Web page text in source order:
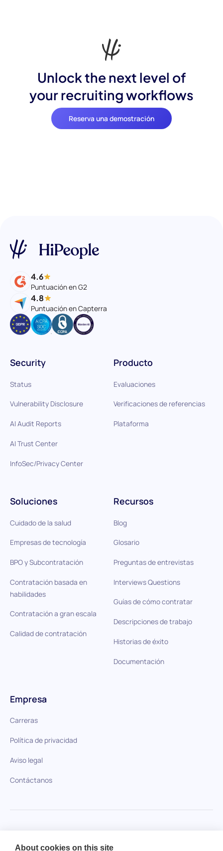
Unlock the next level of
your recruiting workflows
Reserva una demostración
4.6
Puntuación en G2
4.8
Puntuación en Capterra
Producto
Evaluaciones
Verificaciones de referencias
Plataforma
Soluciones
Cuidado de la salud
Empresas de tecnología
BPO y Subcontratación
Contratación basada en
habilidades
Contratación a gran escala
Calidad de contratación
Recursos
Blog
Glosario
Preguntas de entrevistas
Interviews Questions
Guías de cómo contratar
Descripciones de trabajo
Historias de éxito
Documentación
Security
Status
Vulnerability Disclosure
AI Audit Reports
AI Trust Center
InfoSec/Privacy Center
Empresa
Carreras
Política de privacidad
Aviso legal
Contáctanos
About cookies on this site